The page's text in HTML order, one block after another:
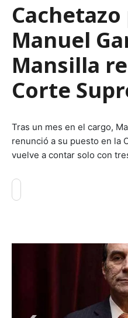
Manuel
Mansilla
Corte
Tras un mes en el cargo,
renunció a su puesto en la
vuelve a contar solo con